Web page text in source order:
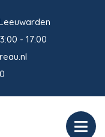
- 17:00